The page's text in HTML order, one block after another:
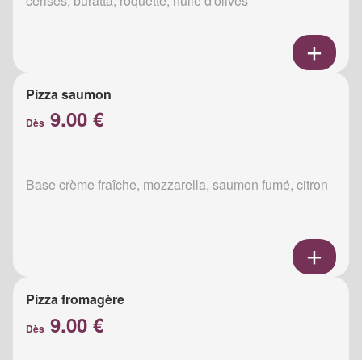
Pizza saumon
Dès 9.00 €
Base crème fraîche, mozzarella, saumon fumé, citron
Pizza fromagère
Dès 9.00 €